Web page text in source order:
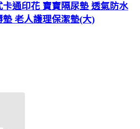
通印花 寶寶隔尿墊 透氣防水
老人護理保潔墊(大)